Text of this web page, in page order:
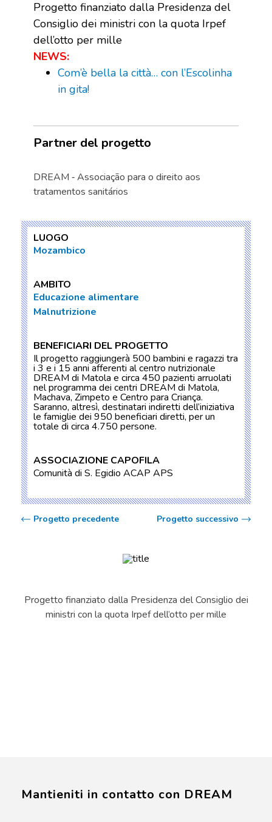
LUOGO
Mozambico
AMBITO
Educazione alimentare
Malnutrizione
BENEFICIARI DEL PROGETTO
Il progetto raggiungerà 500 bambini e ragazzi tra
i 3 e i 15 anni afferenti al centro nutrizionale
DREAM di Matola e circa 450 pazienti arruolati
nel programma dei centri DREAM di Matola,
Machava, Zimpeto e Centro para Criança.
Saranno, altresì, destinatari indiretti dell’iniziativa
le famiglie dei 950 beneficiari diretti, per un
totale di circa 4.750 persone.
ASSOCIAZIONE CAPOFILA
Comunità di S. Egidio ACAP APS
Progetto precedente Progetto successivo
Progetto finanziato dalla Presidenza del
Consiglio dei ministri con la quota Irpef
dell’otto per mille
NEWS:
Com’è bella la città… con l’Escolinha
in gita!
Partner del progetto
DREAM ‐ Associação para o direito aos
tratamentos sanitários
Progetto finanziato dalla Presidenza del Consiglio dei
ministri con la quota Irpef dell’otto per mille
Mantieniti in contatto con DREAM